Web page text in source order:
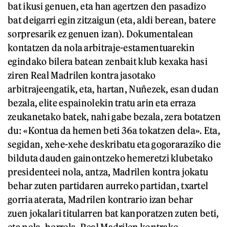
bat ikusi genuen, eta han agertzen den pasadizo
bat deigarri egin zitzaigun (eta, aldi berean, batere
sorpresarik ez genuen izan). Dokumentalean
kontatzen da nola arbitraje-estamentuarekin
egindako bilera batean zenbait klub kexaka hasi
ziren Real Madrilen kontra jasotako
arbitrajeengatik, eta, hartan, Nuñezek, esan dudan
bezala, elite espainolekin tratu arin eta erraza
zeukanetako batek, nahi gabe bezala, zera botatzen
du: «Kontua da hemen beti 36a tokatzen dela». Eta,
segidan, xehe-xehe deskribatu eta gogoraraziko die
bilduta dauden gainontzeko hemeretzi klubetako
presidenteei nola, antza, Madrilen kontra jokatu
behar zuten partidaren aurreko partidan, txartel
gorria aterata, Madrilen kontrario izan behar
zuen jokalari titularren bat kanporatzen zuten beti,